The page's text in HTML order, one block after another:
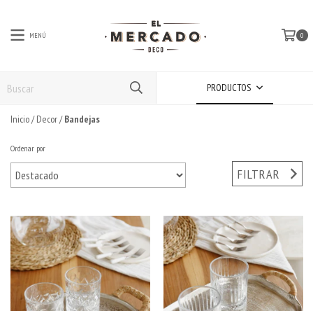
MENÚ 0
PRODUCTOS
Inicio/ Decor/ Bandejas
Ordenar por
FILTRAR